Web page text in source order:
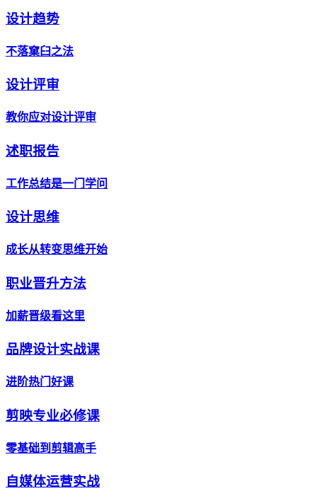
设计趋势
不落窠臼之法
设计评审
教你应对设计评审
述职报告
工作总结是一门学问
设计思维
成长从转变思维开始
职业晋升方法
加薪晋级看这里
品牌设计实战课
进阶热门好课
剪映专业必修课
零基础到剪辑高手
自媒体运营实战